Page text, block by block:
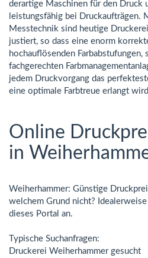
derartige Maschinen für den Druck
leistungsfähig bei Druckaufträgen.
Messtechnik sind heutige
justiert, so dass eine enorm
hochauflösenden
fachgerechten
jedem Druckvorgang das
eine optimale Farbtreue erlangt
Online
in
Weiherhammer: Günstige
welchem Grund nicht?
dieses Portal an.
Typische Suchanfragen:
Druckerei Weiherhammer gesucht